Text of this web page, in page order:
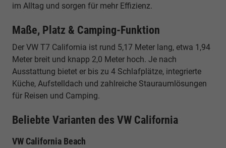
im Alltag und sorgen für mehr Effizienz.
Maße, Platz & Camping-Funktion
Der VW T7 California ist rund 5,17 Meter lang, etwa 1,94
Meter breit und knapp 2,0 Meter hoch. Je nach
Ausstattung bietet er bis zu 4 Schlafplätze, integrierte
Küche, Aufstelldach und zahlreiche Stauraumlösungen
für Reisen und Camping.
Beliebte Varianten des VW California
VW California Beach